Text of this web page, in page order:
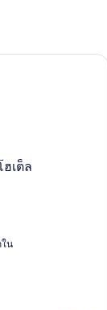
เต็ล
น
ล